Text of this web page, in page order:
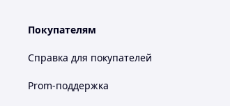
Покупателям
Справка для покупателей
Prom-поддержка